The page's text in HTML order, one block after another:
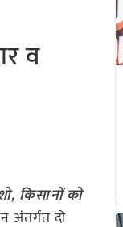
व
किसानों को
अंतर्गत दो